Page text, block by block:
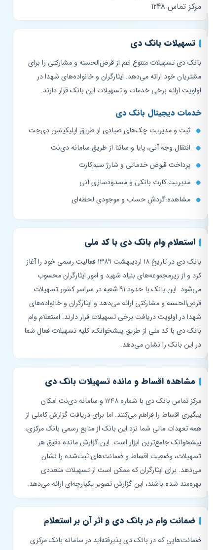
مرکز تماس 1248
تسهیلات بانک دی
بانک دی تسهیلات متنوع اعم از قرض‌الحسنه و مشارکتی را برای
مشتریان خود ارائه می‌دهد. ایثارگران و خانواده‌های شهدا در
اولویت ارائه برخی خدمات و تسهیلات این بانک قرار دارند.
خدمات دیجیتال بانک دی
ثبت و مدیریت چک‌های صیادی از طریق اپلیکیشن دی‌جت
انتقال وجه آنی، پایا و ساتنا از طریق سامانه دی‌نت
پرداخت قبوض خدماتی و شارژ سیم‌کارت
مدیریت کارت بانکی و مسدودسازی آنی
مشاهده گردش حساب و موجودی لحظه‌ای
استعلام وام بانک دی با کد ملی
بانک دی در تاریخ ۱۸ اردیبهشت ۱۳۸۹ فعالیت رسمی خود را آغاز
کرد و از زیرمجموعه‌های بنیاد شهید و امور ایثارگران محسوب
می‌شود. این بانک با حدود ۹۱ شعبه در سراسر کشور تسهیلات
قرض‌الحسنه و مشارکتی ارائه می‌دهد و ایثارگران و خانواده‌های
شهدا در اولویت دریافت برخی تسهیلات قرار دارند. استعلام وام
بانک دی با کد ملی از طریق پیشخوانک، کلیه تسهیلات فعال شما
در این بانک را نشان می‌دهد.
مشاهده اقساط و مانده تسهیلات بانک دی
مرکز تماس بانک دی با شماره ۱۲۴۸ و سامانه دی‌نت امکان
پیگیری اقساط را فراهم می‌کنند. اما برای دریافت گزارش کاملی از
همه تعهدات مالی شما نزد این بانک از منابع رسمی بانک مرکزی،
پیشخوانک جامع‌ترین ابزار است. این گزارش مانده دقیق هر
تسهیلات، وضعیت اقساط و ضمانت‌های ثبت‌شده را نشان
می‌دهد. برای ایثارگران که ممکن است از تسهیلات متعددی
بهره‌مند شده باشند، این گزارش تصویر یکپارچه‌ای ارائه می‌دهد.
ضمانت وام در بانک دی و اثر آن بر استعلام
ضمانت‌هایی که در بانک دی پذیرفته‌اید در سامانه بانک مرکزی